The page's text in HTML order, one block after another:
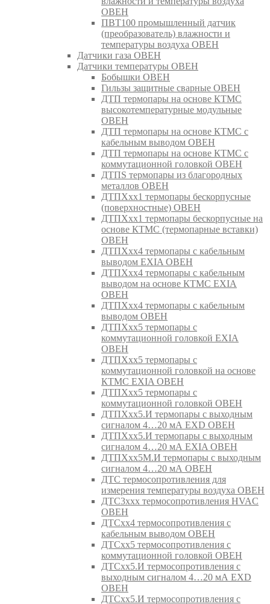
ОВЕН
ПВТ100 промышленный датчик
(преобразователь) влажности и
температуры воздуха ОВЕН
Датчики газа ОВЕН
Датчики температуры ОВЕН
Бобышки ОВЕН
Гильзы защитные сварные ОВЕН
ДТП термопары на основе КТМС
высокотемпературные модульные
ОВЕН
ДТП термопары на основе КТМС с
кабельным выводом ОВЕН
ДТП термопары на основе КТМС с
коммутационной головкой ОВЕН
ДТПS термопары из благородных
металлов ОВЕН
ДТПХхх1 термопары бескорпусные
(поверхностные) ОВЕН
ДТПХхх1 термопары бескорпусные на
основе КТМС (термопарные вставки)
ОВЕН
ДТПХхх4 термопары с кабельным
выводом EXIA ОВЕН
ДТПХхх4 термопары с кабельным
выводом на основе КТМС EXIA
ОВЕН
ДТПХхх4 термопары с кабельным
выводом ОВЕН
ДТПХхх5 термопары с
коммутационной головкой EXIA
ОВЕН
ДТПХхх5 термопары с
коммутационной головкой на основе
КТМС EXIA ОВЕН
ДТПХхх5 термопары с
коммутационной головкой ОВЕН
ДТПХхх5.И термопары с выходным
сигналом 4…20 мА EXD ОВЕН
ДТПХхх5.И термопары с выходным
сигналом 4…20 мА EXIA ОВЕН
ДТПХхх5М.И термопары с выходным
сигналом 4…20 мА ОВЕН
ДТС термосопротивления для
измерения температуры воздуха ОВЕН
ДТС3ххх термосопротивления HVAC
ОВЕН
ДТСхх4 термосопротивления с
кабельным выводом ОВЕН
ДТСхх5 термосопротивления с
коммутационной головкой ОВЕН
ДТСхх5.И термосопротивления с
выходным сигналом 4…20 мА EXD
ОВЕН
ДТСхх5.И термосопротивления с